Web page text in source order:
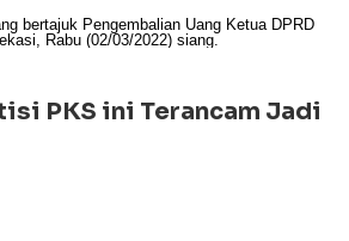
PKS ini Terancam Jadi